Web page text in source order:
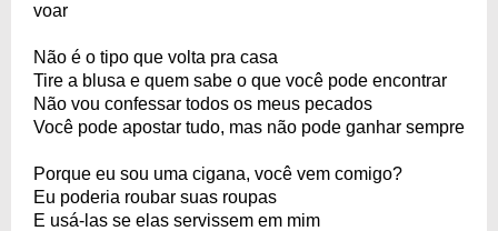
voar
Não é o tipo que volta pra casa
Tire a blusa e quem sabe o que você pode encontrar
Não vou confessar todos os meus pecados
Você pode apostar tudo, mas não pode ganhar sempre
Porque eu sou uma cigana, você vem comigo?
Eu poderia roubar suas roupas
E usá-las se elas servissem em mim